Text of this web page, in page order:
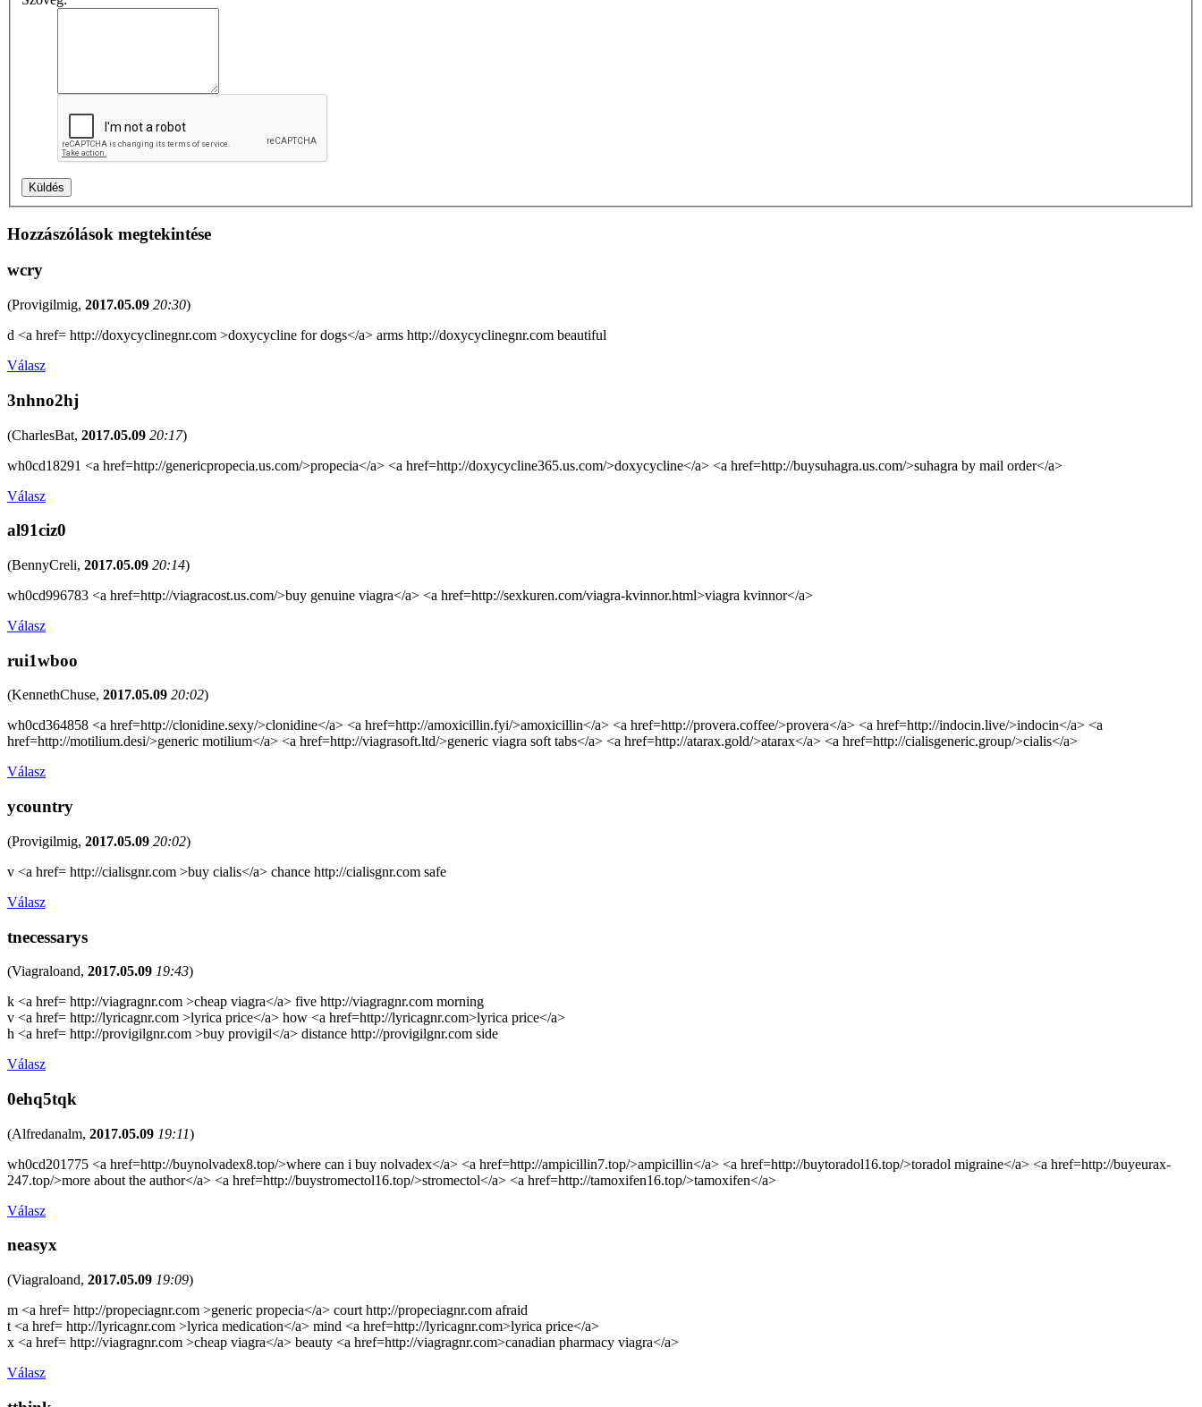
Hozzászólások megtekintése
wcry
(Provigilmig, 2017.05.09 20:30)
d <a href= http://doxycyclinegnr.com >doxycycline for dogs</a> arms http://doxycyclinegnr.com beautiful
Válasz
3nhno2hj
(CharlesBat, 2017.05.09 20:17)
wh0cd18291 <a href=http://genericpropecia.us.com/>propecia</a> <a href=http://doxycycline365.us.com/>doxycycline</a> <a href=http://buysuhagra.us.com/>suhagra by mail order</a>
Válasz
al91ciz0
(BennyCreli, 2017.05.09 20:14)
wh0cd996783 <a href=http://viagracost.us.com/>buy genuine viagra</a> <a href=http://sexkuren.com/viagra-kvinnor.html>viagra kvinnor</a>
Válasz
rui1wboo
(KennethChuse, 2017.05.09 20:02)
wh0cd364858 <a href=http://clonidine.sexy/>clonidine</a> <a href=http://amoxicillin.fyi/>amoxicillin</a> <a href=http://provera.coffee/>provera</a> <a href=http://indocin.live/>indocin</a> <a
href=http://motilium.desi/>generic motilium</a> <a href=http://viagrasoft.ltd/>generic viagra soft tabs</a> <a href=http://atarax.gold/>atarax</a> <a href=http://cialisgeneric.group/>cialis</a>
Válasz
ycountry
(Provigilmig, 2017.05.09 20:02)
v <a href= http://cialisgnr.com >buy cialis</a> chance http://cialisgnr.com safe
Válasz
tnecessarys
(Viagraloand, 2017.05.09 19:43)
k <a href= http://viagragnr.com >cheap viagra</a> five http://viagragnr.com morning
v <a href= http://lyricagnr.com >lyrica price</a> how <a href=http://lyricagnr.com>lyrica price</a>
h <a href= http://provigilgnr.com >buy provigil</a> distance http://provigilgnr.com side
Válasz
0ehq5tqk
(Alfredanalm, 2017.05.09 19:11)
wh0cd201775 <a href=http://buynolvadex8.top/>where can i buy nolvadex</a> <a href=http://ampicillin7.top/>ampicillin</a> <a href=http://buytoradol16.top/>toradol migraine</a> <a href=http://buyeurax-
247.top/>more about the author</a> <a href=http://buystromectol16.top/>stromectol</a> <a href=http://tamoxifen16.top/>tamoxifen</a>
Válasz
neasyx
(Viagraloand, 2017.05.09 19:09)
m <a href= http://propeciagnr.com >generic propecia</a> court http://propeciagnr.com afraid
t <a href= http://lyricagnr.com >lyrica medication</a> mind <a href=http://lyricagnr.com>lyrica price</a>
x <a href= http://viagragnr.com >cheap viagra</a> beauty <a href=http://viagragnr.com>canadian pharmacy viagra</a>
Válasz